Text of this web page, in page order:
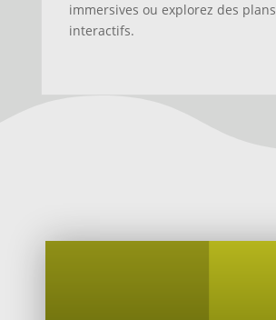
immersives ou explorez des plans
interactifs.